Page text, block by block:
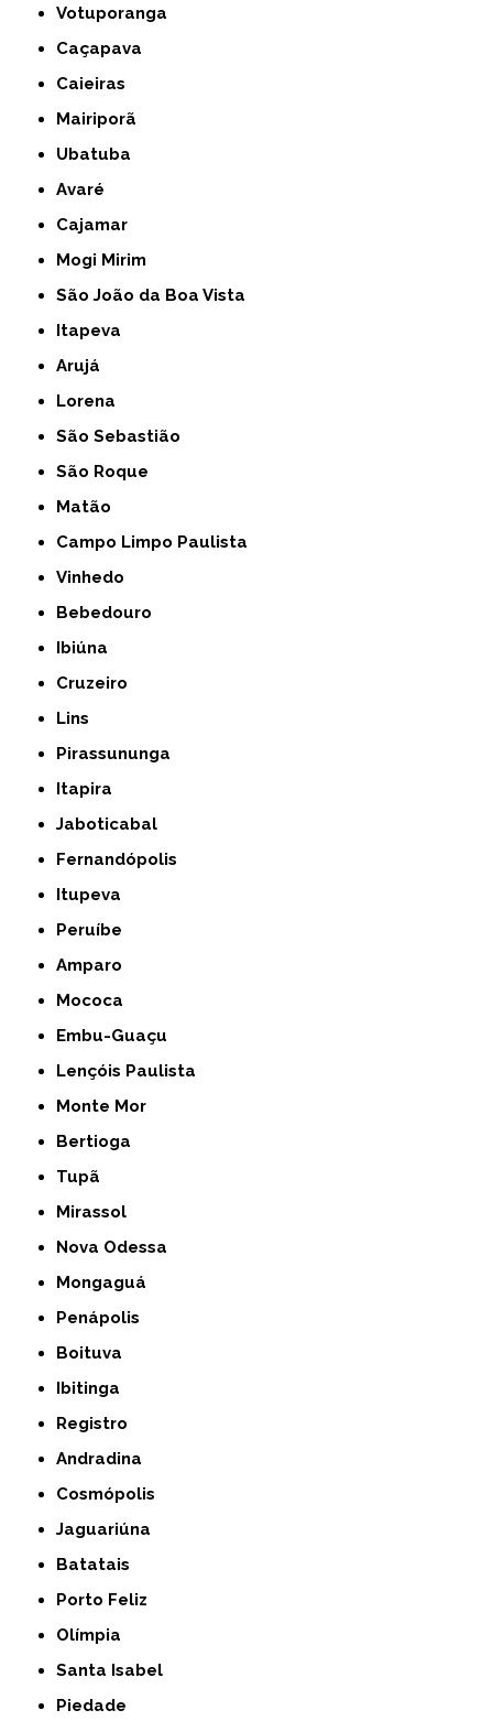
Votuporanga
Caçapava
Caieiras
Mairiporã
Ubatuba
Avaré
Cajamar
Mogi Mirim
São João da Boa Vista
Itapeva
Arujá
Lorena
São Sebastião
São Roque
Matão
Campo Limpo Paulista
Vinhedo
Bebedouro
Ibiúna
Cruzeiro
Lins
Pirassununga
Itapira
Jaboticabal
Fernandópolis
Itupeva
Peruíbe
Amparo
Mococa
Embu-Guaçu
Lençóis Paulista
Monte Mor
Bertioga
Tupã
Mirassol
Nova Odessa
Mongaguá
Penápolis
Boituva
Ibitinga
Registro
Andradina
Cosmópolis
Jaguariúna
Batatais
Porto Feliz
Olímpia
Santa Isabel
Piedade